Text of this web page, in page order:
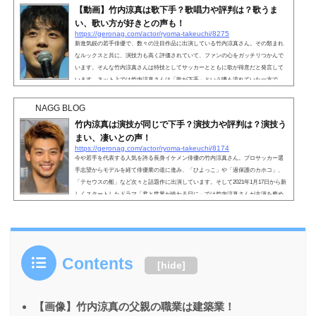
【動画】竹内涼真は歌下手？歌唱力や評判は？歌うま
い、歌い方が好きとの声も！
https://geronag.com/actor/ryoma-takeuchi/8275
新進気鋭の若手俳優で、数々の注目作品に出演している竹内涼真さん。その類まれ
なルックスと共に、演技力も高く評価されていて、ファンの心をガッチリつかんで
います。そんな竹内涼真さんは特技としてサッカーとともに歌が得意だと発言して
います。ネット上では竹内涼真さんは「歌が下手」という噂も流れていた一方で、
か気になる方も多いと思いますので、竹内涼真さんの歌唱力や評判、世間の声につ
NAGG BLOG
竹内涼真は演技が同じで下手？演技力や評判は？演技う
まい、凄いとの声！
https://geronag.com/actor/ryoma-takeuchi/8174
今や若手を代表する人気を誇る長身イケメン俳優の竹内涼真さん。プロサッカー選
手志望からモデルを経て俳優業の道に進み、「ひよっこ」や「過保護のカホコ」、
「テセウスの船」など次々と話題作に出演しています。そして2021年1月17日から新
しくスタートしたドラマ「君と世界が終わる日に」では竹内涼真さんが主演を務め
はどうなのか、今回は竹内涼真さんの演技力について検証...
Contents [hide]
【画像】竹内涼真の父親の職業は建築業！